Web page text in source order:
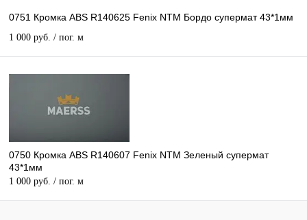
0751 Кромка ABS R140625 Fenix NTM Бордо супермат 43*1мм
1 000 руб. / пог. м
0750 Кромка ABS R140607 Fenix NTM Зеленый супермат
43*1мм
1 000 руб. / пог. м